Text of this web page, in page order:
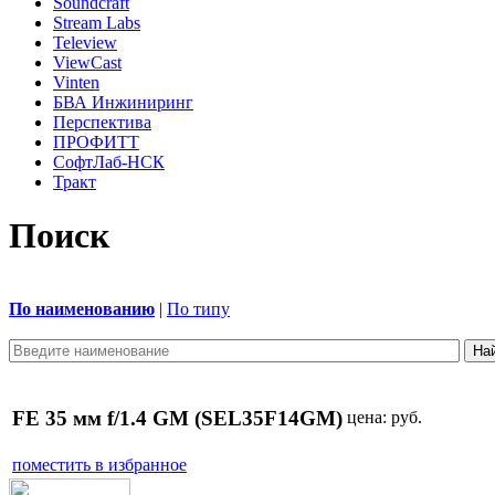
Stream Labs
Teleview
ViewCast
Vinten
БВА Инжиниринг
Перспектива
ПРОФИТТ
СофтЛаб-НСК
Тракт
Поиск
По наименованию По типу
FE 35 мм f/1.4 GM (SEL35F14GM) цена: руб.
поместить в избранное